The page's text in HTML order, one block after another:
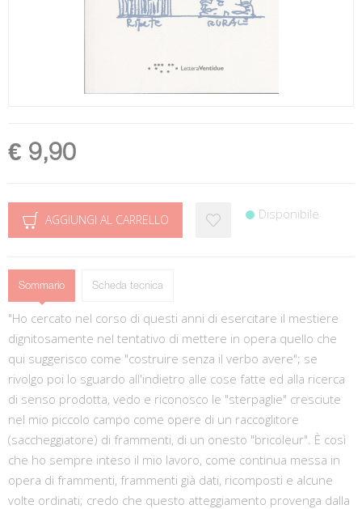
€ 9,90
AGGIUNGI AL CARRELLO Disponibile
Sommario Scheda tecnica
"Ho cercato nel corso di questi anni di esercitare il mestiere
dignitosamente nel tentativo di mettere in opera quello che
qui suggerisco come "costruire senza il verbo avere"; se
rivolgo poi lo sguardo all'indietro alle cose fatte ed alla ricerca
di senso prodotta, vedo e riconosco le "sterpaglie" cresciute
nel mio piccolo campo come opere di un raccoglitore
(saccheggiatore) di frammenti, di un onesto "bricoleur". È così
che ho sempre inteso il mio lavoro, come continua messa in
opera di frammenti, frammenti già dati, ricomposti e alcune
volte ordinati; credo che questo atteggiamento provenga dalla